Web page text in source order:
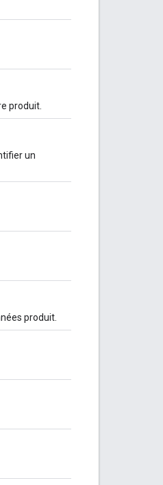
produit.
un
produit.